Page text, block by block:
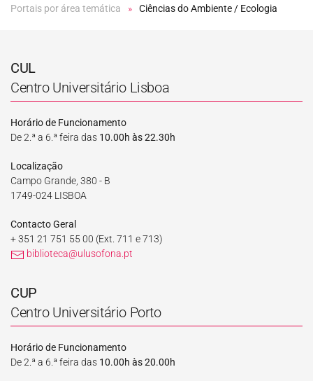
Portais por área temática
Ciências do Ambiente / Ecologia
CUL
Centro Universitário Lisboa
Horário de Funcionamento
De 2.ª a 6.ª feira das 10.00h às 22.30h
Localização
Campo Grande, 380 - B
1749-024 LISBOA
Contacto Geral
+ 351 21 751 55 00 (Ext. 711 e 713)
biblioteca@ulusofona.pt
CUP
Centro Universitário Porto
Horário de Funcionamento
De 2.ª a 6.ª feira das 10.00h às 20.00h